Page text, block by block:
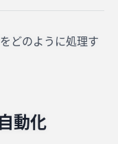
どのように処理す
動化